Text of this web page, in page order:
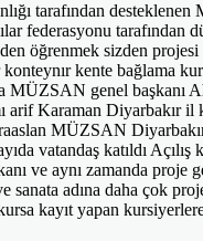
tarafından
federasyonu tarafından
öğrenmek sizden projesi
kente bağlama
MÜZSAN genel başkanı
arif Karaman Diyarbakır
MÜZSAN
vatandaş katıldı Açılış
ve aynı zamanda proje
sanata adına daha çok
kayıt yapan